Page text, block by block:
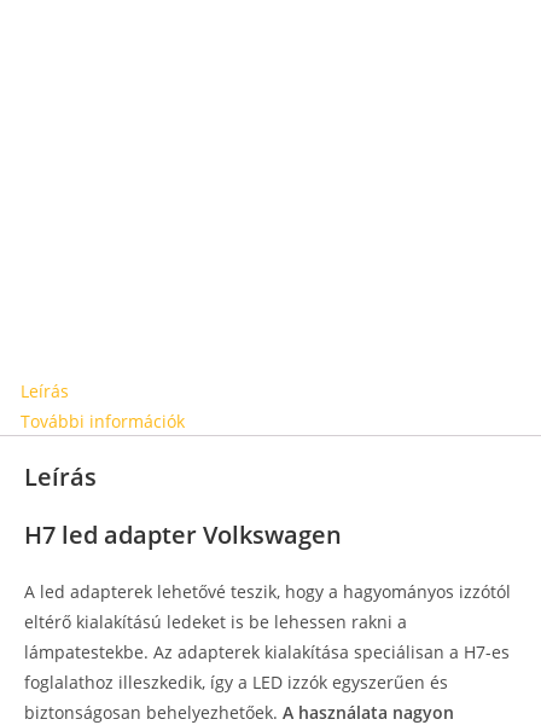
Leírás
További információk
Leírás
H7 led adapter Volkswagen
A led adapterek lehetővé teszik, hogy a hagyományos izzótól
eltérő kialakítású ledeket is be lehessen rakni a
lámpatestekbe. Az adapterek kialakítása speciálisan a H7-es
foglalathoz illeszkedik, így a LED izzók egyszerűen és
biztonságosan behelyezhetőek. A használata nagyon